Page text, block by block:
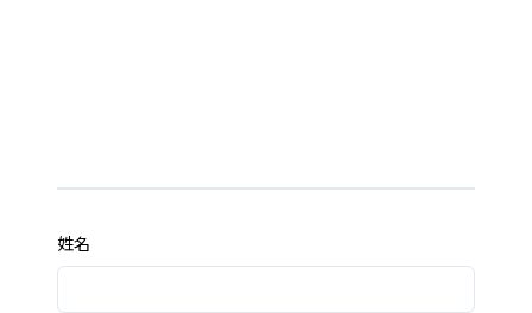
姓名